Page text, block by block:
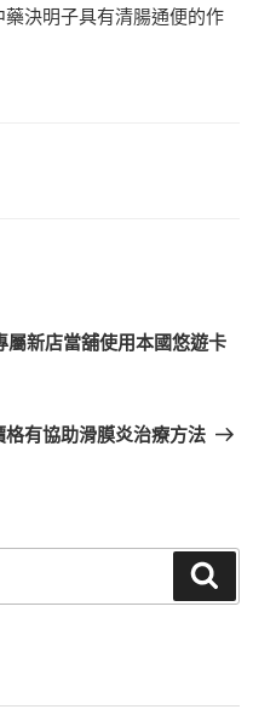
決明子具有清腸通便的作
屬新店當舖使用本國悠遊卡
有協助滑膜炎治療方法